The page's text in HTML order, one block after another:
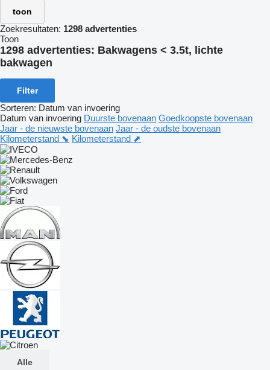
toon
Zoekresultaten: 1298 advertenties
Toon
1298 advertenties: Bakwagens < 3.5t, lichte
bakwagen
Filter
Sorteren: Datum van invoering
Datum van invoering Duurste bovenaan Goedkoopste bovenaan
Jaar - de nieuwste bovenaan Jaar - de oudste bovenaan
Kilometerstand ⬊ Kilometerstand ⬈
Alle